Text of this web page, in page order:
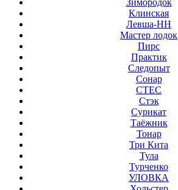
Зимородок
Клинская
Левша-НН
Мастер лодок
Пирс
Практик
Следопыт
Сонар
СТЕС
Стэк
Сурикат
Таёжник
Тонар
Три Кита
Тула
Турченко
УЛОВКА